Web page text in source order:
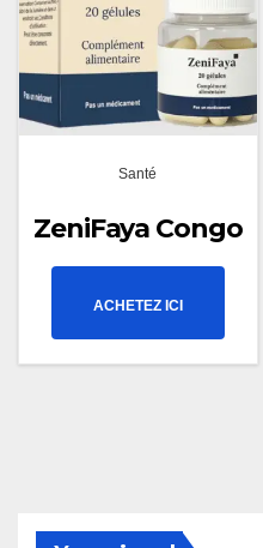
Santé
ZeniFaya Congo
ACHETEZ ICI